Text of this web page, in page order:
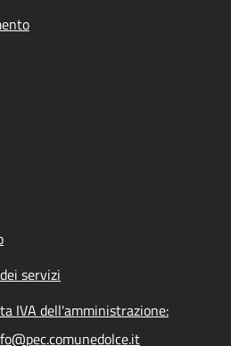
servizi
IVA dell'amministrazione: